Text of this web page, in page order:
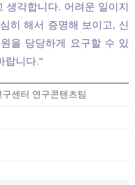
생각합니다. 어려운 일이지
히 해서 증명해 보이고, 신
을 당당하게 요구할 수 있
랍니다.”
센터 연구콘텐츠팀